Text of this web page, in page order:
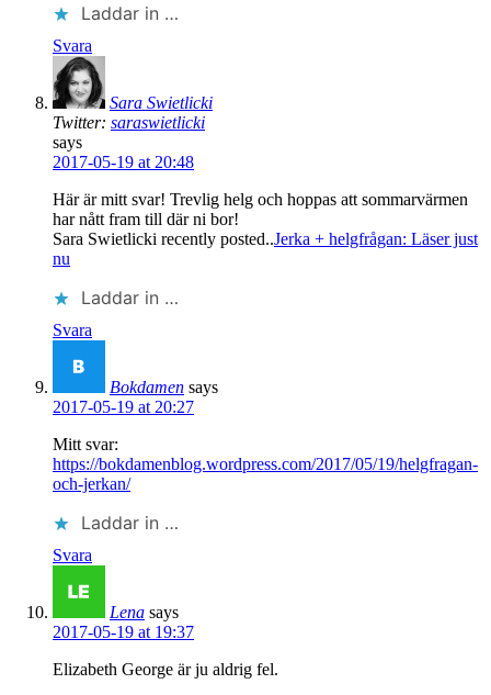
Laddar in …
Svara
Sara Swietlicki
Twitter: saraswietlicki
says
2017-05-19 at 20:48
Här är mitt svar! Trevlig helg och hoppas att sommarvärmen
har nått fram till där ni bor!
Sara Swietlicki recently posted..Jerka + helgfrågan: Läser just
nu
Laddar in …
Svara
Bokdamen says
2017-05-19 at 20:27
Mitt svar:
https://bokdamenblog.wordpress.com/2017/05/19/helgfragan-
och-jerkan/
Laddar in …
Svara
Lena says
2017-05-19 at 19:37
Elizabeth George är ju aldrig fel.